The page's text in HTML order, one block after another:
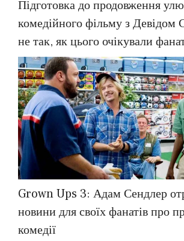
Підготовка до продовження
комедійного фільму з Девідом
не так, як цього очікували
Grown Ups 3: Адам Сендлер
новини для своїх фанатів про
комедії